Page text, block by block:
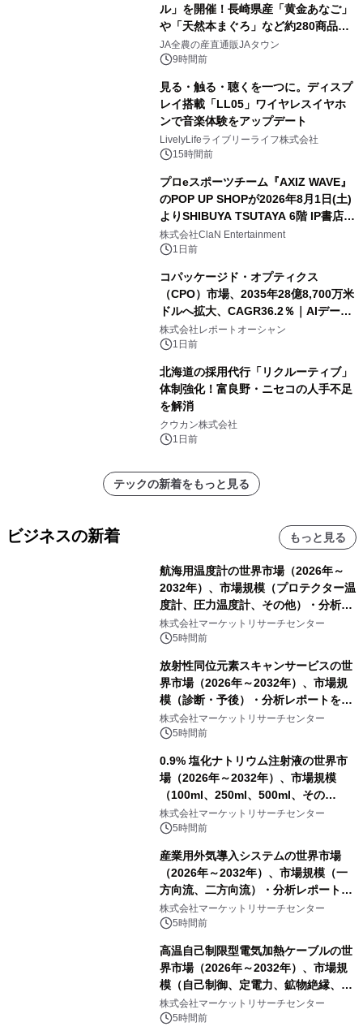
ル」を開催！長崎県産「黄金あなご」
や「天然本まぐろ」など約280商品を
販売！～毎月１０日の定例企画～
JA全農の産直通販JAタウン
9時間前
見る・触る・聴くを一つに。ディスプ
レイ搭載「LL05」ワイヤレスイヤホ
ンで音楽体験をアップデート
LivelyLifeライブリーライフ株式会社
15時間前
プロeスポーツチーム『AXIZ WAVE』
のPOP UP SHOPが2026年8月1日(土)
よりSHIBUYA TSUTAYA 6階 IP書店で
開催決定！！
株式会社ClaN Entertainment
1日前
コパッケージド・オプティクス
（CPO）市場、2035年28億8,700万米
ドルへ拡大、CAGR36.2％｜AIデータ
センター・高速光通信需要が成長を加
速
株式会社レポートオーシャン
1日前
北海道の採用代行「リクルーティブ」
体制強化！富良野・ニセコの人手不足
を解消
クウカン株式会社
1日前
テックの新着をもっと見る
ビジネスの新着 もっと見る
航海用温度計の世界市場（2026年～
2032年）、市場規模（プロテクター温
度計、圧力温度計、その他）・分析レ
ポートを発表
株式会社マーケットリサーチセンター
5時間前
放射性同位元素スキャンサービスの世
界市場（2026年～2032年）、市場規
模（診断・予後）・分析レポートを発
表
株式会社マーケットリサーチセンター
5時間前
0.9% 塩化ナトリウム注射液の世界市
場（2026年～2032年）、市場規模
（100ml、250ml、500ml、その
他）・分析レポートを発表
株式会社マーケットリサーチセンター
5時間前
産業用外気導入システムの世界市場
（2026年～2032年）、市場規模（一
方向流、二方向流）・分析レポートを
発表
株式会社マーケットリサーチセンター
5時間前
高温自己制限型電気加熱ケーブルの世
界市場（2026年～2032年）、市場規
模（自己制御、定電力、鉱物絶縁、表
皮効果）・分析レポートを発表
株式会社マーケットリサーチセンター
5時間前